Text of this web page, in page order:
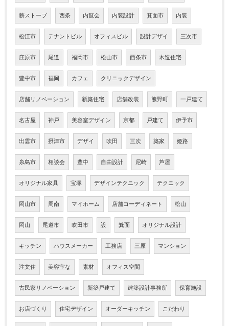
薪ストーブ 西条 内覧会 内装設計 箕面市 内装
松江市 テナントビル オフィスビル 設計デザイ 三次市
庄原市 尾道 福岡市 松山市 西条市 木造住宅
豊中市 福岡 カフェ クリニックデザイン
店舗リノベーション 新築住宅 店舗改装 熊野町 一戸建て
名古屋 神戸 美容室デザイン 京都 戸建て 伊予市
出雲市 摂津市 デザイ 吹田 三次 築家 姫路
糸島市 相談会 豊中 自由設計 尼崎 芦屋
オリジナル家具 宝塚 デザインテクニック テクニック
岡山市 周南 マイホーム 店舗コーディネート 松山
岡山 尾道市 吹田市 設 箕面 オリジナル設計
キッチン ハウスメーカー 工務店 三原 マンション
注文住 美容室な 素材 オフィス空間
古民家リノベーション 新築戸建て 建築設計事務所 保育施設
お店づくり 住宅デザイン オーダーキッチン こだわり